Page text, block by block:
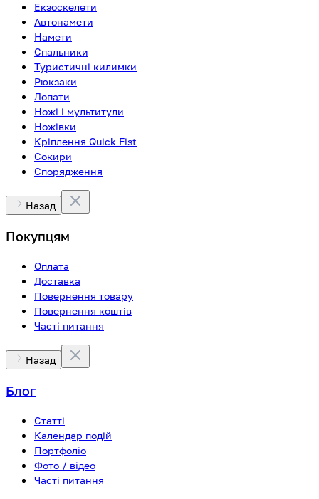
Екзоскелети
Автонамети
Намети
Спальники
Туристичні килимки
Рюкзаки
Лопати
Ножі і мультитули
Ножівки
Кріплення Quick Fist
Сокири
Спорядження
Назад
Покупцям
Оплата
Доставка
Повернення товару
Повернення коштів
Часті питання
Назад
Блог
Статті
Календар подій
Портфоліо
Фото / відео
Часті питання